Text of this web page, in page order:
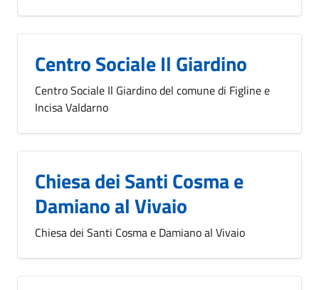
Centro Sociale Il Giardino
Centro Sociale Il Giardino del comune di Figline e
Incisa Valdarno
Chiesa dei Santi Cosma e
Damiano al Vivaio
Chiesa dei Santi Cosma e Damiano al Vivaio